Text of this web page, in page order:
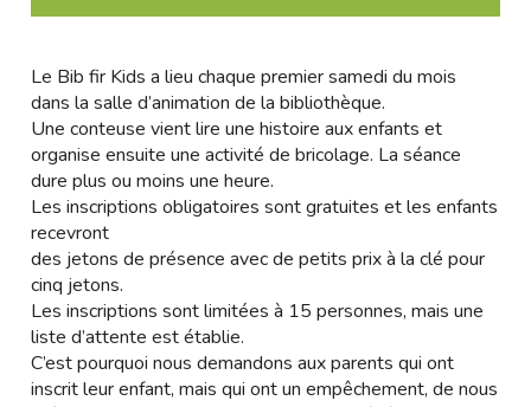
Le Bib fir Kids a lieu chaque premier samedi du mois
dans la salle d’animation de la bibliothèque.
Une conteuse vient lire une histoire aux enfants et
organise ensuite une activité de bricolage. La séance
dure plus ou moins une heure.
Les inscriptions obligatoires sont gratuites et les enfants
recevront
des jetons de présence avec de petits prix à la clé pour
cinq jetons.
Les inscriptions sont limitées à 15 personnes, mais une
liste d’attente est établie.
C’est pourquoi nous demandons aux parents qui ont
inscrit leur enfant, mais qui ont un empêchement, de nous